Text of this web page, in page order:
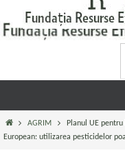
Prima
pagină
AGRIM
Planul UE
European: utilizarea pesticidelor